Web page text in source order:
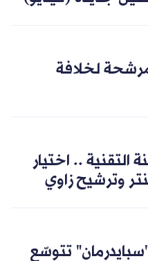
لخلافة
التقنية .. اختيار
وترشيح زاوي
تتوسّع